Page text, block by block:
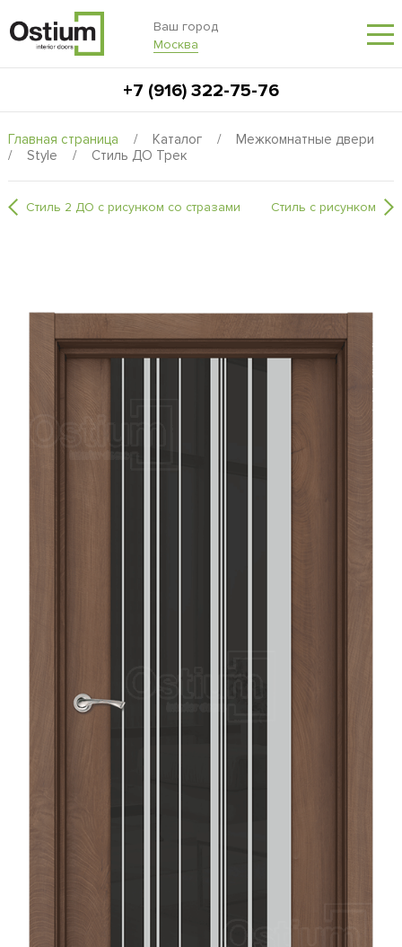
Ваш город
Москва
+7 (916) 322-75-76
Главная страница / Каталог /
Межкомнатные двери
/
Style / Стиль ДО Трек
Стиль 2 ДО с рисунком со стразами Стиль с рисунком